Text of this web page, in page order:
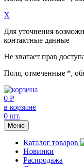
X
Для уточнения
контактные данные
Не хватает прав
Поля, отмеченные *,
0 Р
в корзине
0 шт.
Меню
Каталог товаров
Новинки
Распродажа